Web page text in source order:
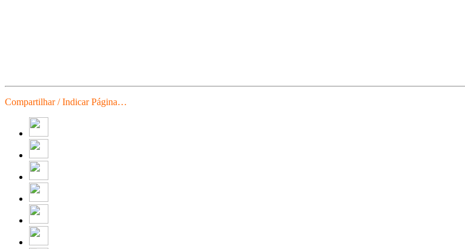
Compartilhar / Indicar Página…